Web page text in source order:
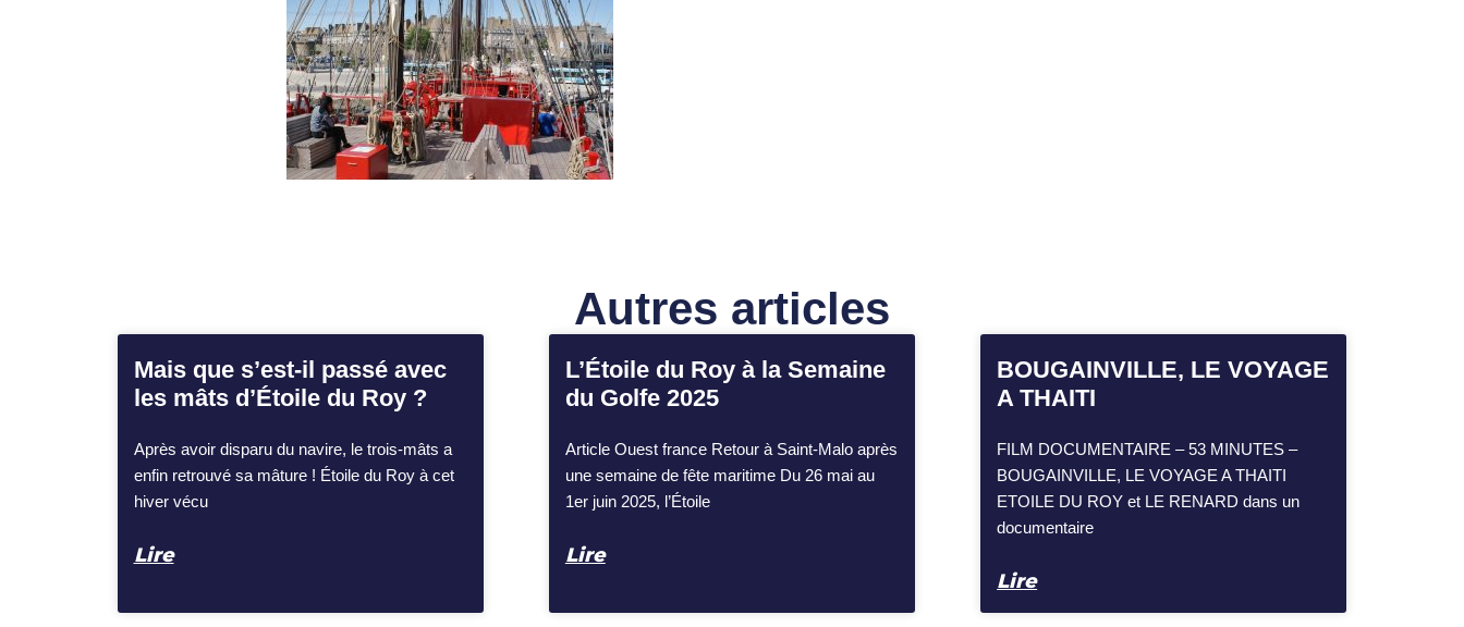
Autres articles
Mais que s’est-il passé avec
les mâts d’Étoile du Roy ?
Après avoir disparu du navire, le trois-mâts a
enfin retrouvé sa mâture ! Étoile du Roy à cet
hiver vécu
Lire
L’Étoile du Roy à la Semaine
du Golfe 2025
Article Ouest france Retour à Saint-Malo après
une semaine de fête maritime Du 26 mai au
1er juin 2025, l’Étoile
Lire
BOUGAINVILLE, LE VOYAGE
A THAITI
FILM DOCUMENTAIRE – 53 MINUTES –
BOUGAINVILLE, LE VOYAGE A THAITI
ETOILE DU ROY et LE RENARD dans un
documentaire
Lire